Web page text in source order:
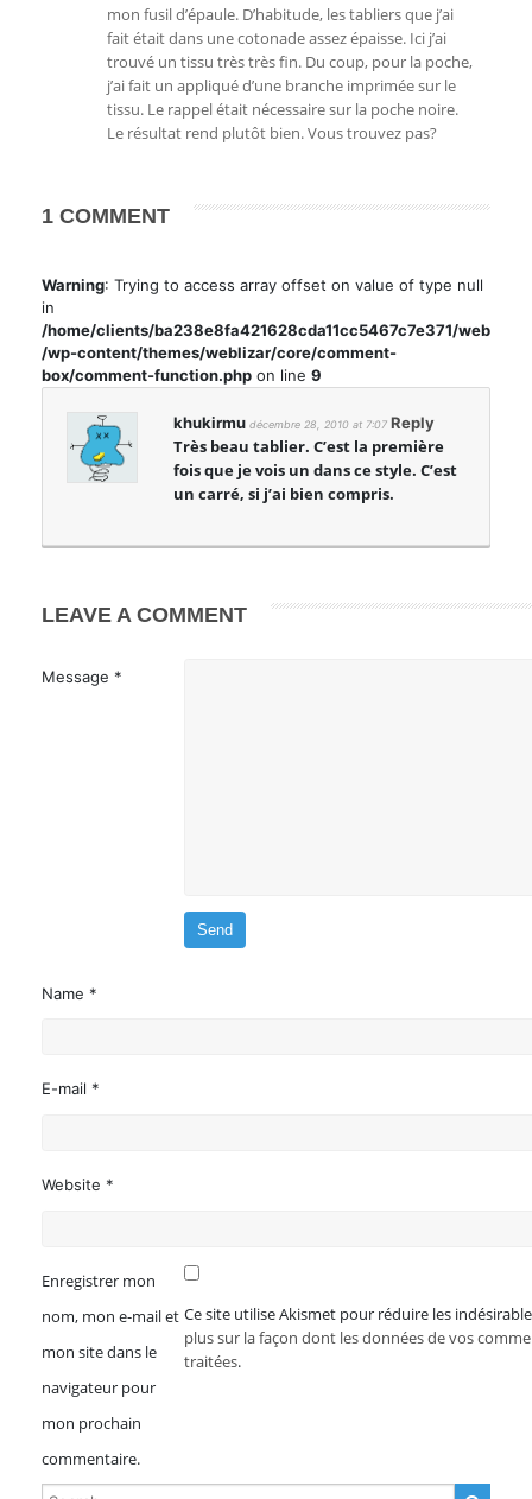
mon fusil d’épaule. D’habitude, les tabliers que j’ai
fait était dans une cotonade assez épaisse. Ici j’ai
trouvé un tissu très très fin. Du coup, pour la poche,
j’ai fait un appliqué d’une branche imprimée sur le
tissu. Le rappel était nécessaire sur la poche noire.
Le résultat rend plutôt bien. Vous trouvez pas?
1 COMMENT
Warning: Trying to access array offset on value of type null
in
/home/clients/ba238e8fa421628cda11cc5467c7e371/web
/wp-content/themes/weblizar/core/comment-
box/comment-function.php on line 9
khukirmu décembre 28, 2010 at 7:07 Reply
Très beau tablier. C’est la première
fois que je vois un dans ce style. C’est
un carré, si j’ai bien compris.
LEAVE A COMMENT
Message *
Name *
E-mail *
Website *
Enregistrer mon
nom, mon e-mail et
mon site dans le
navigateur pour
mon prochain
commentaire.
Ce site utilise Akismet pour réduire les
plus sur la façon dont les données de vos
traitées.